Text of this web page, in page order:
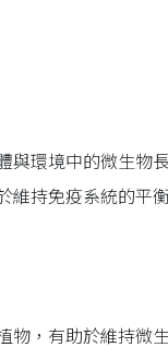
環境中的微生物
持免疫系統的平
物，有助於維持微